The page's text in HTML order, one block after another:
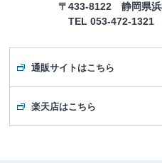
〒433-8122 静岡県浜
TEL 053-472-1321
通販サイトはこちら
楽天店はこちら